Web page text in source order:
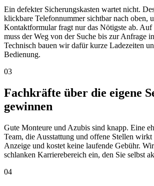
Ein defekter Sicherungskasten wartet nicht.
klickbare Telefonnummer sichtbar nach oben,
Kontaktformular fragt nur das Nötigste ab. Auf
muss der Weg von der Suche bis zur Anfrage
Technisch bauen wir dafür kurze Ladezeiten
Bedienung.
03
Fachkräfte über die eigene
gewinnen
Gute Monteure und Azubis sind knapp. Eine
Team, die Ausstattung und offene Stellen wirkt
Anzeige und kostet keine laufende Gebühr.
schlanken Karrierebereich ein, den Sie selbst
04